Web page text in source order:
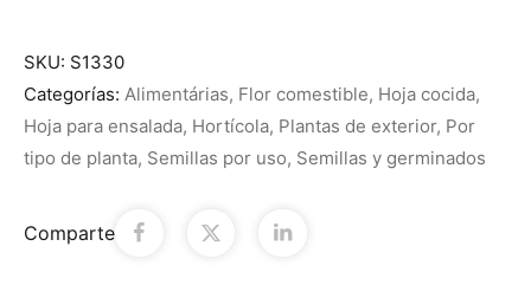
SKU: S1330
Categorías: Alimentárias, Flor comestible, Hoja cocida,
Hoja para ensalada, Hortícola, Plantas de exterior, Por
tipo de planta, Semillas por uso, Semillas y germinados
Comparte